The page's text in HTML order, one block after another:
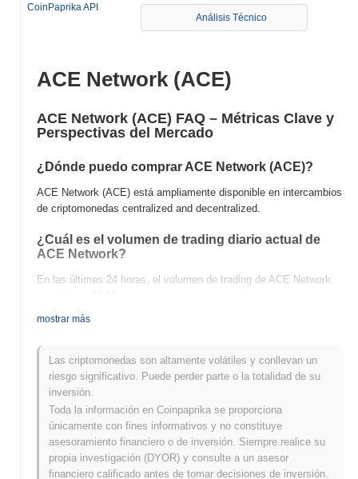
CoinPaprika API
Análisis Técnico
ACE Network (ACE)
ACE Network (ACE) FAQ – Métricas Clave y
Perspectivas del Mercado
¿Dónde puedo comprar ACE Network (ACE)?
ACE Network (ACE) está ampliamente disponible en intercambios
de criptomonedas centralized and decentralized.
¿Cuál es el volumen de trading diario actual de
ACE Network?
En las últimas 24 horas, el volumen de trading de ACE Network
¿Cuál es el historial del rango de precios de ACE
Máximo Histórico (ATH): €296.89
Mínimo Histórico (ATL): €0.00
ACE Network se negocia actualmente~1.12%por debajo de su
ATH .
¿Cómo se está desempeñando ACE Network en
comparación con el mercado cripto en general?
mostrar más
Las criptomonedas son altamente volátiles y conllevan un
riesgo significativo. Puede perder parte o la totalidad de su
inversión.
Toda la información en Coinpaprika se proporciona
únicamente con fines informativos y no constituye
asesoramiento financiero o de inversión. Siempre realice su
propia investigación (DYOR) y consulte a un asesor
financiero calificado antes de tomar decisiones de inversión.